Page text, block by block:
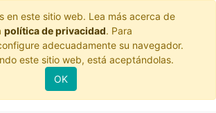
en este sitio web. Lea más acerca de
política de privacidad. Para
adecuadamente su navegador.
este sitio web, está aceptándolas.
OK